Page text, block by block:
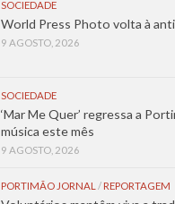
SOCIEDADE
World Press Photo volta à
9 AGOSTO, 2026
SOCIEDADE
‘Mar Me Quer’ regressa a
música este mês
9 AGOSTO, 2026
PORTIMÃO JORNAL / REPORTAGEM